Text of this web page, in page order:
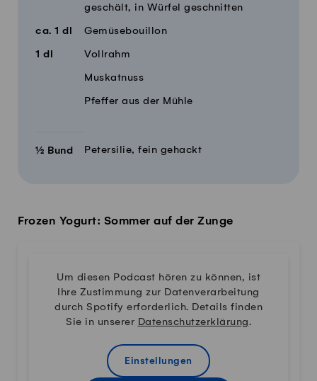
geschält, in Würfel geschnitten
ca. 1 dl Gemüsebouillon
1 dl Vollrahm
Muskatnuss
Pfeffer aus der Mühle
½ Bund Petersilie, fein gehackt
Frozen Yogurt: Sommer auf der Zunge
Um diesen Podcast hören zu können, ist
Ihre Zustimmung zur Datenverarbeitung
durch Spotify erforderlich. Details finden
Sie in unserer Datenschutzerklärung.
Einstellungen